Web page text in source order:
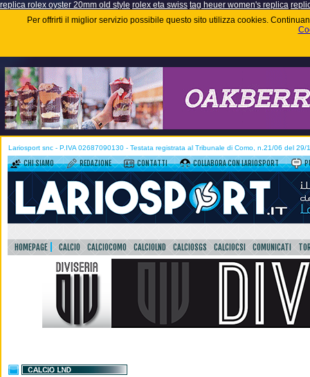
replica rolex oyster 20mm old style rolex eta swiss tag heuer women's replica
Per offrirti il miglior servizio possibile questo sito utilizza cookies.
Lariosport snc - P.IVA 02687090130 - Testata registrata al Tribunale di Como, n.21/06 del 29/
CHI SIAMO REDAZIONE CONTATTI COLLABORA CON LARIOSPORT
HOMEPAGE CALCIO CALCIOCOMO CALCIOLND CALCIOSGS CALCIOCSI COMUNICATI